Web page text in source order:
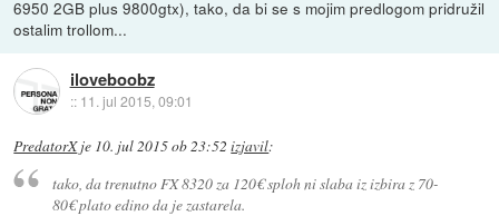
6950 2GB plus 9800gtx), tako, da bi se s mojim predlogom pridružil
ostalim trollom...
iloveboobz
:: 11. jul 2015, 09:01
PredatorXje 10. jul 2015 ob 23:52 izjavil:
tako, da trenutno FX 8320 za 120€ sploh ni slaba iz izbira z 70-
80€ plato edino da je zastarela.